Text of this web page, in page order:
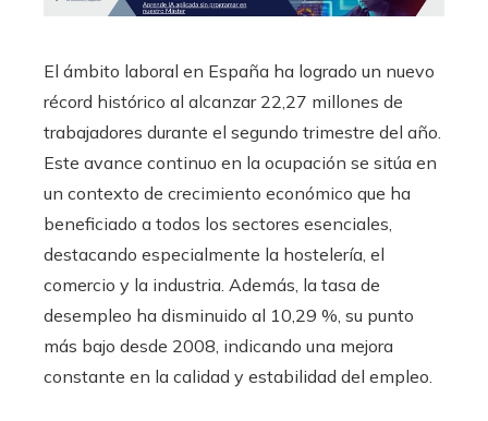
El ámbito laboral en España ha logrado un nuevo
récord histórico al alcanzar 22,27 millones de
trabajadores durante el segundo trimestre del año.
Este avance continuo en la ocupación se sitúa en
un contexto de crecimiento económico que ha
beneficiado a todos los sectores esenciales,
destacando especialmente la hostelería, el
comercio y la industria. Además, la tasa de
desempleo ha disminuido al 10,29 %, su punto
más bajo desde 2008, indicando una mejora
constante en la calidad y estabilidad del empleo.